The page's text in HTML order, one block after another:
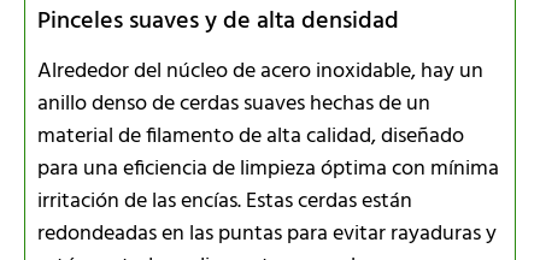
Pinceles suaves y de alta densidad
Alrededor del núcleo de acero inoxidable, hay un
anillo denso de cerdas suaves hechas de un
material de filamento de alta calidad, diseñado
para una eficiencia de limpieza óptima con mínima
irritación de las encías. Estas cerdas están
redondeadas en las puntas para evitar rayaduras y